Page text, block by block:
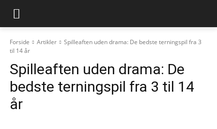
Forside Artikler
Spilleaften uden drama: De bedste terningspil fra 3
til 14 år
Spilleaften uden drama: De
bedste terningspil fra 3 til 14
år